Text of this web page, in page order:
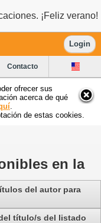
¡Feliz verano!
Login
Contacto
ofrecer sus
acerca de qué
de estas cookies.
en la
del autor para
título/s del listado